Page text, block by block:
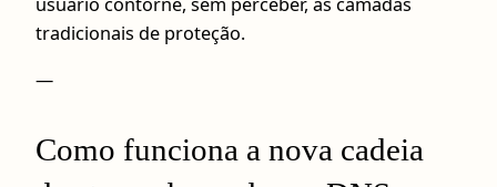
tradicionais de proteção.
—
Como funciona a nova cadeia